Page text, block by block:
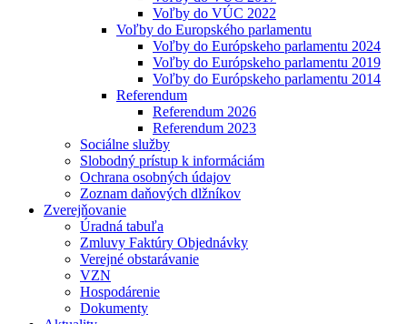
Voľby do VÚC 2022
Voľby do Europského parlamentu
Voľby do Európskeho parlamentu 2024
Voľby do Európskeho parlamentu 2019
Voľby do Európskeho parlamentu 2014
Referendum
Referendum 2026
Referendum 2023
Sociálne služby
Slobodný prístup k informáciám
Ochrana osobných údajov
Zoznam daňových dlžníkov
Zverejňovanie
Úradná tabuľa
Zmluvy Faktúry Objednávky
Verejné obstarávanie
VZN
Hospodárenie
Dokumenty